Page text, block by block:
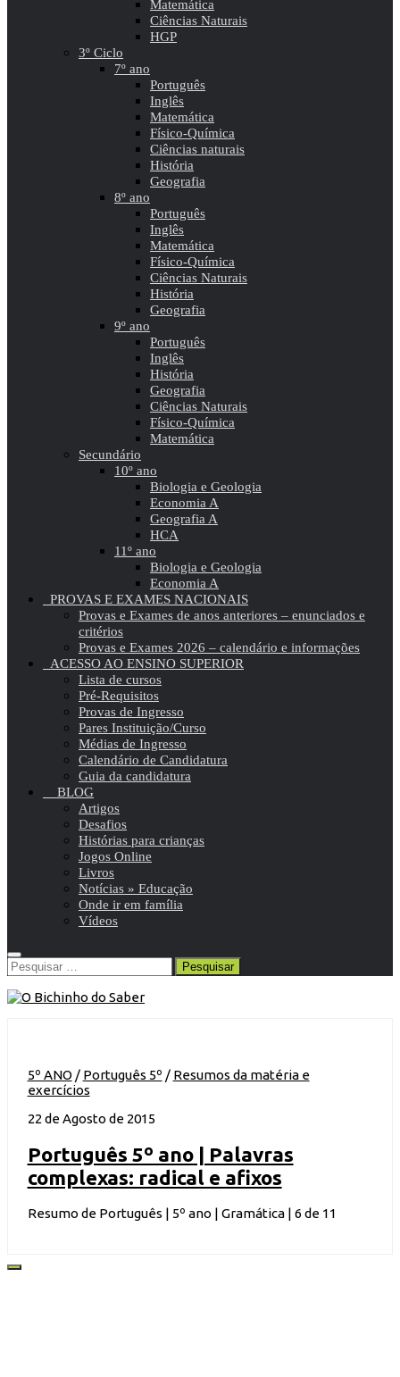
Matemática
Ciências Naturais
HGP
3º Ciclo
7º ano
Português
Inglês
Matemática
Físico-Química
Ciências naturais
História
Geografia
8º ano
Português
Inglês
Matemática
Físico-Química
Ciências Naturais
História
Geografia
9º ano
Português
Inglês
História
Geografia
Ciências Naturais
Físico-Química
Matemática
Secundário
10º ano
Biologia e Geologia
Economia A
Geografia A
HCA
11º ano
Biologia e Geologia
Economia A
PROVAS E EXAMES NACIONAIS
Provas e Exames de anos anteriores – enunciados e
critérios
Provas e Exames 2026 – calendário e informações
ACESSO AO ENSINO SUPERIOR
Lista de cursos
Pré-Requisitos
Provas de Ingresso
Pares Instituição/Curso
Médias de Ingresso
Calendário de Candidatura
Guia da candidatura
BLOG
Artigos
Desafios
Histórias para crianças
Jogos Online
Livros
Notícias » Educação
Onde ir em família
Vídeos
Pesquisar
por:
5º ANO / Português 5º / Resumos da matéria e
exercícios
22 de Agosto de 2015
Português 5º ano | Palavras
complexas: radical e afixos
Resumo de Português | 5º ano | Gramática | 6 de 11